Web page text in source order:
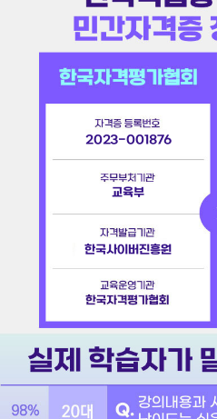
2023-001876
교육부
한국사이버진흥원